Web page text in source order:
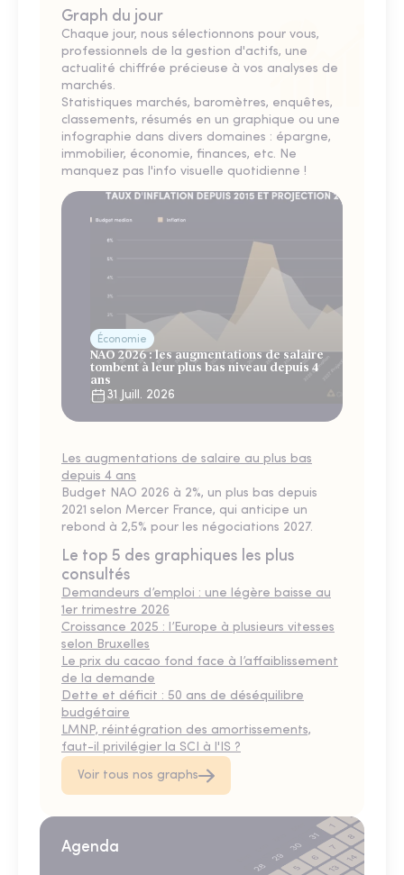
Graph du jour
Chaque jour, nous sélectionnons pour vous,
professionnels de la gestion d'actifs, une
actualité chiffrée précieuse à vos analyses de
marchés.
Statistiques marchés, baromètres, enquêtes,
classements, résumés en un graphique ou une
infographie dans divers domaines : épargne,
immobilier, économie, finances, etc. Ne
manquez pas l'info visuelle quotidienne !
Économie
NAO 2026 : les augmentations de salaire
tombent à leur plus bas niveau depuis 4
ans
31 Juill. 2026
Les augmentations de salaire au plus bas
depuis 4 ans
Budget NAO 2026 à 2%, un plus bas depuis
2021 selon Mercer France, qui anticipe un
rebond à 2,5% pour les négociations 2027.
Le top 5 des graphiques les plus
consultés
Demandeurs d’emploi : une légère baisse au
1er trimestre 2026
Croissance 2025 : l’Europe à plusieurs vitesses
selon Bruxelles
Le prix du cacao fond face à l’affaiblissement
de la demande
Dette et déficit : 50 ans de déséquilibre
budgétaire
LMNP, réintégration des amortissements,
faut-il privilégier la SCI à l'IS ?
Voir tous nos graphs
Agenda